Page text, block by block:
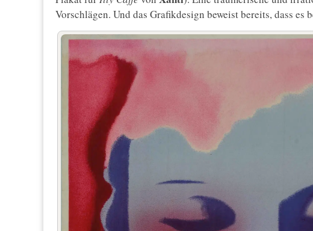
Vorschlägen. Und das Grafikdesign beweist bereits, dass